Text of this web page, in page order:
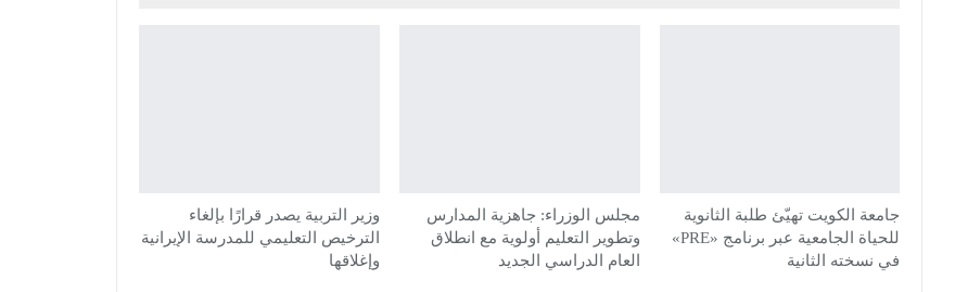
وزير التربية يصدر قرارًا بإلغاء
الترخيص التعليمي للمدرسة الإيرانية
وإغلاقها
مجلس الوزراء: جاهزية المدارس
وتطوير التعليم أولوية مع انطلاق
العام الدراسي الجديد
جامعة الكويت تهيّئ طلبة الثانوية
للحياة الجامعية عبر برنامج «PRE»
في نسخته الثانية